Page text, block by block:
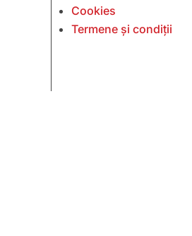
Cookies
Termene și condiții